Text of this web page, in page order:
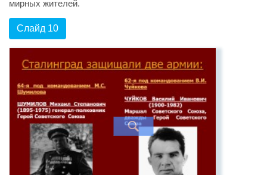
мирных жителей.
Слайд 10